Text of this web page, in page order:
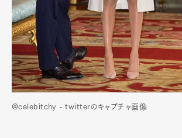
@celebitchy - twitterのキャプチャ画像